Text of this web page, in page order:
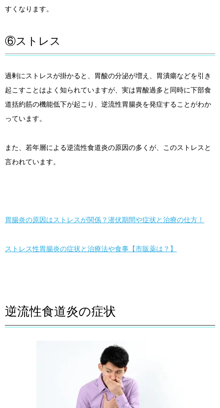
すくなります。
⑥ストレス
過剰にストレスが掛かると、胃酸の分泌が増え、胃潰瘍などを引き
起こすことはよく知られていますが、実は胃酸過多と同時に下部食
道括約筋の機能低下が起こり、逆流性胃腸炎を発症することがわか
っています。
また、若年層による逆流性食道炎の原因の多くが、このストレスと
言われています。
胃腸炎の原因はストレスが関係？潜伏期間や症状と治療の仕方！
ストレス性胃腸炎の症状と治療法や食事【市販薬は？】
逆流性食道炎の症状